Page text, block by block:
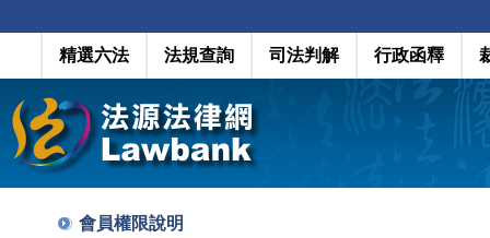
精選六法 法規查詢 司法判解 行政函釋
會員權限說明